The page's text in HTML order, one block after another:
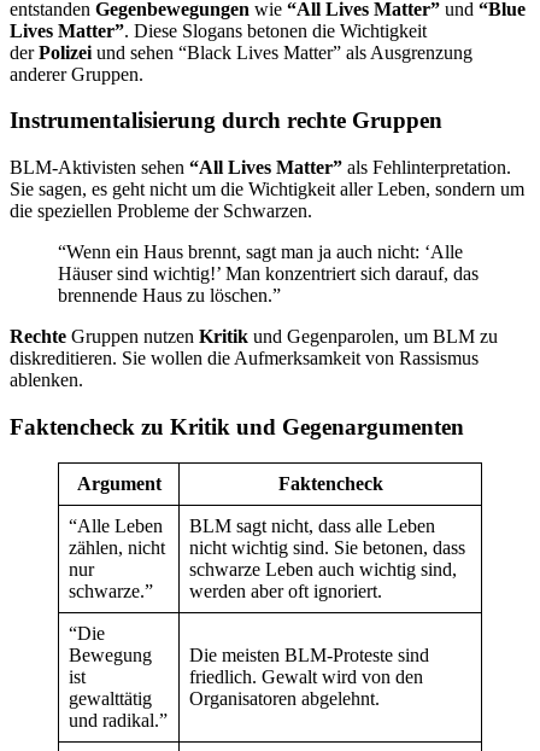
entstanden Gegenbewegungen wie “All Lives Matter” und “Blue
Lives Matter”. Diese Slogans betonen die Wichtigkeit
derPolizei und sehen “Black Lives Matter” als Ausgrenzung
anderer Gruppen.
Instrumentalisierung durch rechte Gruppen
BLM-Aktivisten sehen “All Lives Matter” als Fehlinterpretation.
Sie sagen, es geht nicht um die Wichtigkeit aller Leben, sondern um
die speziellen Probleme der Schwarzen.
“Wenn ein Haus brennt, sagt man ja auch nicht: ‘Alle
Häuser sind wichtig!’ Man konzentriert sich darauf, das
brennende Haus zu löschen.”
Rechte Gruppen nutzen Kritik und Gegenparolen, um BLM zu
diskreditieren. Sie wollen die Aufmerksamkeit von Rassismus
ablenken.
Faktencheck zu Kritik und Gegenargumenten
Argument Faktencheck
“Alle Leben
zählen, nicht
nur
schwarze.”
BLM sagt nicht, dass alle Leben
nicht wichtig sind. Sie betonen, dass
schwarze Leben auch wichtig sind,
werden aber oft ignoriert.
“Die
Bewegung
ist
gewalttätig
und radikal.”
Die meisten BLM-Proteste sind
friedlich. Gewalt wird von den
Organisatoren abgelehnt.